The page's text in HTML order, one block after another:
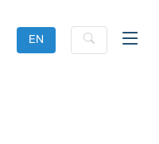
EN